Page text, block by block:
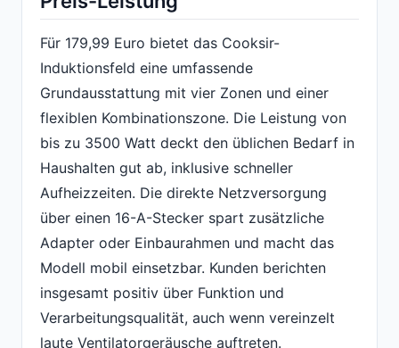
Für 179,99 Euro bietet das Cooksir-
Induktionsfeld eine umfassende
Grundausstattung mit vier Zonen und einer
flexiblen Kombinationszone. Die Leistung von
bis zu 3500 Watt deckt den üblichen Bedarf in
Haushalten gut ab, inklusive schneller
Aufheizzeiten. Die direkte Netzversorgung
über einen 16-A-Stecker spart zusätzliche
Adapter oder Einbaurahmen und macht das
Modell mobil einsetzbar. Kunden berichten
insgesamt positiv über Funktion und
Verarbeitungsqualität, auch wenn vereinzelt
laute Ventilatorgeräusche auftreten.